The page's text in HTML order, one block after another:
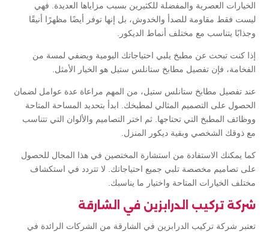
الخيارات العصرية والمفضلة للكثيرين بسبب مزاياها العديدة. فهي
ليست فقط مقاومة للصدأ والخدوش، بل إنها توفر أيضًا مظهرًا أنيقًا
وجذابًا يتناسب مع مختلف أنماط الديكور.
إذا كنت تبحث عن مطبخ يلبي احتياجاتك اليومية ويضفي لمسة من
الفخامة، فإن تفصيل مطابخ ستانلس ستيل هو الخيار الأمثل.
عند تفصيل مطابخ ستانلس ستيل، من المهم مراعاة عدة عوامل لضمان
الحصول على التصميم المثالي لمطبخك. ابدأ بتحديد المساحة المتاحة
ووظائف المطبخ التي تحتاجها. ثم اختر التصاميم والألوان التي تتناسب
مع ذوقك الشخصي وبقية ديكور المنزل.
كما يمكنك الاستفادة من استشارة المختصين في هذا المجال للحصول
على تصاميم مخصصة تلبي جميع احتياجاتك. لا تتردد في استكشاف
مختلف الخيارات المتاحة واختيار ما يناسبك.
شركة تركيب الدرابزين في الشارقة
تعتبر شركة تركيب الدرابزين في الشارقة من الشركات الرائدة في